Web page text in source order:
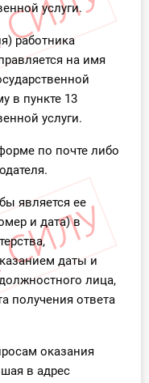
услуги.
работника
на имя
в пункте 13
услуги.
по почте либо
является ее
и дата) в
даты и
лица,
получения ответа
оказания
в адрес